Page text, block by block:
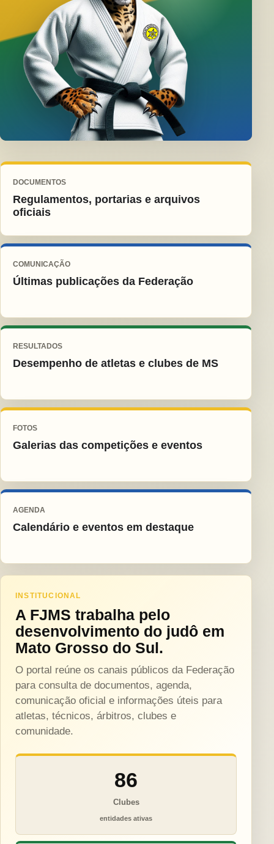
DOCUMENTOS
Regulamentos, portarias e arquivos
oficiais
COMUNICAÇÃO
Últimas publicações da Federação
RESULTADOS
Desempenho de atletas e clubes de MS
FOTOS
Galerias das competições e eventos
AGENDA
Calendário e eventos em destaque
INSTITUCIONAL
A FJMS trabalha pelo
desenvolvimento do judô em
Mato Grosso do Sul.
O portal reúne os canais públicos da Federação
para consulta de documentos, agenda,
comunicação oficial e informações úteis para
atletas, técnicos, árbitros, clubes e
comunidade.
86
Clubes
entidades ativas